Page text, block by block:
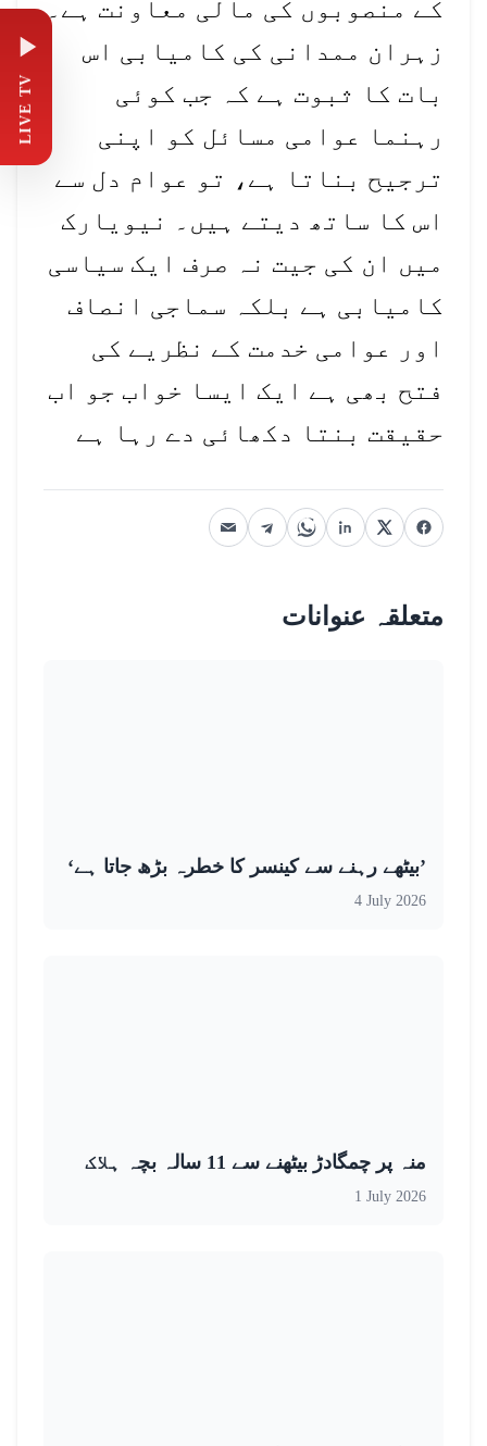
LIVE TV
کے منصوبوں کی مالی معاونت ہے۔
زہران ممدانی کی کامیابی اس
بات کا ثبوت ہے کہ جب کوئی
رہنما عوامی مسائل کو اپنی
ترجیح بناتا ہے، تو عوام دل سے
اس کا ساتھ دیتے ہیں۔ نیویارک
میں ان کی جیت نہ صرف ایک سیاسی
کامیابی ہے بلکہ سماجی انصاف
اور عوامی خدمت کے نظریے کی
فتح بھی ہے ایک ایسا خواب جو اب
حقیقت بنتا دکھائی دے رہا ہے
متعلقہ عنوانات
’بیٹھے رہنے سے کینسر کا خطرہ بڑھ جاتا ہے‘
4 July 2026
منہ پر چمگادڑ بیٹھنے سے 11 سالہ بچہ ہلاک
1 July 2026